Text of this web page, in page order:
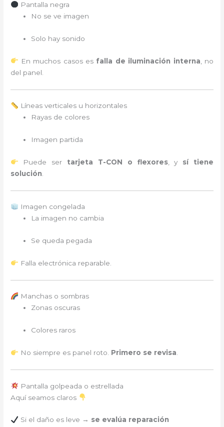
Pantalla negra
No se ve imagen
Solo hay sonido
En muchos casos es falla de iluminación interna , no
del panel.
Líneas verticales u horizontales
Rayas de colores
Imagen partida
Puede ser tarjeta T-CON o flexores, y sí tiene
solución
Imagen congelada
La imagen no cambia
Se queda pegada
Falla electrónica reparable.
Manchas o sombras
Zonas oscuras
Colores raros
No siempre es panel roto. Primero se revisa.
Pantalla golpeada o estrellada
Aquí seamos claros
Si el daño es leve → se evalúa reparación